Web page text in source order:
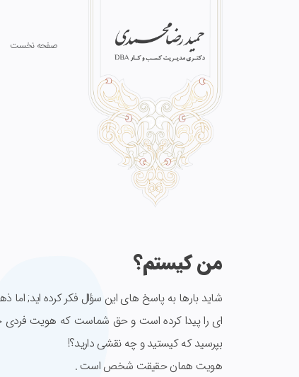
صفحه نخست
من کیستم؟
شاید بارها به پاسخ های این سؤال فکر کرده اید;
ای را پیدا کرده است و حق شماست که هویت فردی
بپرسید که کیستید و چه نقشی دارید؟!
هویت همان حقیقت شخص است .